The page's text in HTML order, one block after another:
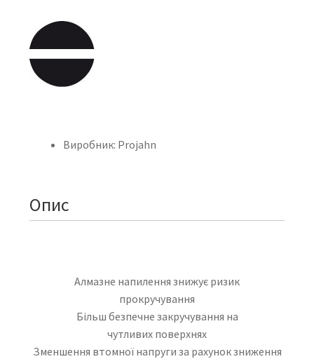
Виробник: Projahn
Опис
Алмазне напилення знижує ризик
прокручування
Більш безпечне закручування на
чутливих поверхнях
Зменшення втомної напруги за рахунок зниження